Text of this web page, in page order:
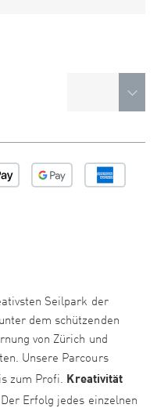
Seilpark der
dem schützenden
von Zürich und
Unsere Parcours
zum Profi. Kreativität
Erfolg jedes einzelnen